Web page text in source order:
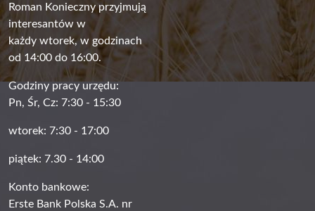
Roman Konieczny przyjmują
interesantów w
każdy wtorek, w godzinach
od 14:00 do 16:00.
Godziny pracy urzędu:
Pn, Śr, Cz: 7:30 - 15:30
wtorek: 7:30 - 17:00
piątek: 7.30 - 14:00
Konto bankowe:
Erste Bank Polska S.A. nr